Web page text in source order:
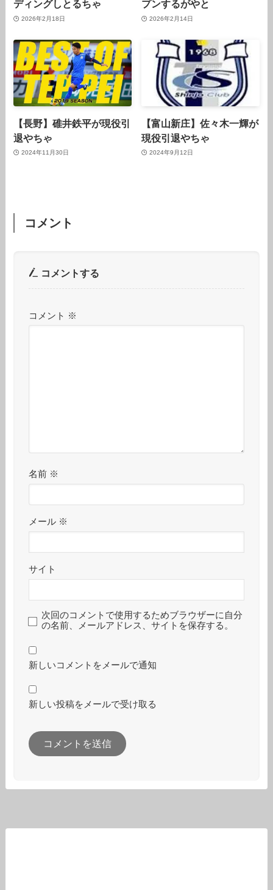
ディングしとるちゃ
2026年2月18日
プンするがやと
2026年2月14日
【長野】碓井鉄平が現役引
退やちゃ
2024年11月30日
【富山新庄】佐々木一輝が
現役引退やちゃ
2024年9月12日
コメント
コメントする
コメント ※
名前 ※
メール ※
サイト
次回のコメントで使用するためブラウザーに自分
の名前、メールアドレス、サイトを保存する。
新しいコメントをメールで通知
新しい投稿をメールで受け取る